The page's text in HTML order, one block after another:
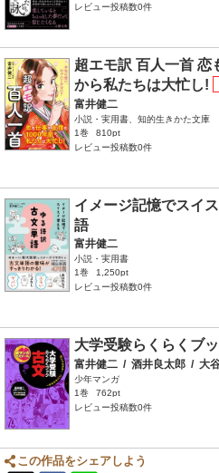
レビュー投稿数0件
超エモ訳 百人一首 恋
から私たちは大忙し!
富井健二
小説・実用書、知的生きかた文庫
1巻
810pt
レビュー投稿数0件
イメージ記憶でスイ
語
富井健二
小説・実用書
1巻
1,250pt
レビュー投稿数0件
大学受験らくらくブ
富井健二 / 酒井良太郎 / 大
少年マンガ
1巻
762pt
レビュー投稿数0件
この作品をシェアしよう